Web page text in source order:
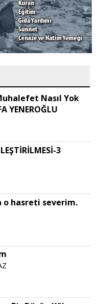
Nasıl Yok
YENEROĞLU
3
o hasreti severim.